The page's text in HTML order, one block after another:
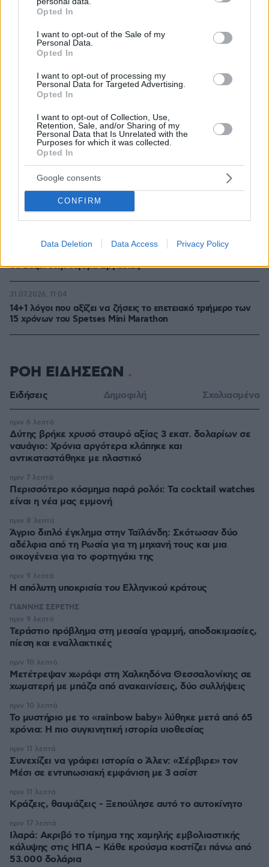
grant or deny consent to Google and its third-party tags to
use your data for below specified purposes in below Google
consent section.
Opted In
I want to opt-out of the Sale of my
Personal Data.
Opted In
I want to opt-out of processing my
Personal Data for Targeted Advertising.
Opted In
I want to opt-out of Collection, Use,
Retention, Sale, and/or Sharing of my
Personal Data that Is Unrelated with the
Purposes for which it was collected.
Opted In
Google consents
CONFIRM
Data Deletion Data Access Privacy Policy
Η Smart φοιτητική κατοικία στην καρδιά της Αθήνας
03.08.2026, 10:56
σε Bάζει στην Aγορά Eργασίας
26.07.2026, 09:54
14+1 λόγοι που αξίζει να ζήσεις το επετειακό τριήμερο των
15 χρόνων του Spetses Mini Marathon
31.07.2026, 11:04
ΡΟΗ ΕΙΔΗΣΕΩΝ
Ειδήσεις Δημοφιλή Σχολιασμένα
Δύτης βρήκε χρυσό σταυρό αξίας 3 εκατ. δολαρίων σε
ναυάγιο: Χρόνια αργότερα κλάπηκε και
αντικαταστάθηκε με πλαστικό
πριν 6 λεπτά
Περισσότερο κόσμημα παρά ρολόι: Τα cocktail watches
είναι η νέα μας εμμονή
πριν 7 λεπτά
Άγριο διπλό έγκλημα στην Ταϊλάνδη: Σκότωσαν δύο
αδέλφια από τη Ρωσία για τη μηχανή τους και μια
οικογένεια για το φορτηγάκι της
πριν 8 λεπτά
Η απόλυτη υποκρισία του Ελληνικού κράτους
πριν 9 λεπτά
ΓΙΑΝΝΗΣ ΣΕΡΕΤΗΣ
Τεράστιο πρόβλημα στη μεσαία γραμμή, αποδοκιμασίες,
πίεση και εναλλακτικές
πριν 9 λεπτά
Μετέτρεψαν χωράφι στη Χαλκηδόνα Θεσσαλονίκης σε
χωματερή με μπάζα από ανακαινίσεις, δύο συλλήψεις
πριν 10 λεπτά
Το μυστήριο με το «rainbow baby» λύθηκε μετά από 65
χρόνια: Η πιο συγκινητική ιστορία υιοθεσίας
πριν 10 λεπτά
Συνεχίζει να γράφει ιστορία ο Άλεν: «Σέρβιρε» τον
Μέσι σε εντυπωσιακή εμφάνιση με 3 ασίστ
πριν 11 λεπτά
Κράζεις, θαυμάζεις - Ξεπούλησε αυτό το αυτοκίνητο
πριν 11 λεπτά
Ιλαρά: Ακριβό το τίμημα της χαμηλής εμβολιαστικής
κάλυψης στις ΗΠΑ – Κάθε κρούσμα κοστίζει πάνω από
53.000 δολάρια
πριν 17 λεπτά